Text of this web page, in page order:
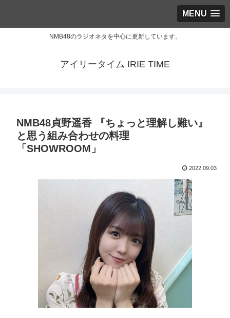
MENU
NMB48のラジオネタを中心に更新しています。
アイリータイム IRIE TIME
NMB48貞野遥香 『ちょっと理解し難い』
と思う組み合わせの料理
「SHOWROOM」
2022.09.03